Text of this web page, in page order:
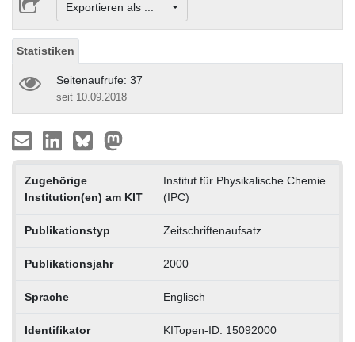
Exportieren als ...
Statistiken
Seitenaufrufe: 37
seit 10.09.2018
Zugehörige
Institution(en) am KIT
Institut für Physikalische Chemie
(IPC)
Publikationstyp Zeitschriftenaufsatz
Publikationsjahr 2000
Sprache Englisch
Identifikator KITopen-ID: 15092000